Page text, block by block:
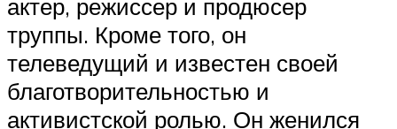
актер, режиссер и продюсер
труппы. Кроме того, он
телеведущий и известен своей
благотворительностью и
активистской ролью. Он женился